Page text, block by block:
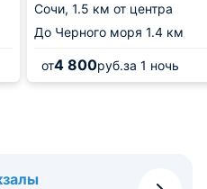
Сочи, 1.5 км от центра
До Черного моря 1.4 км
от4 800руб.за 1 ночь